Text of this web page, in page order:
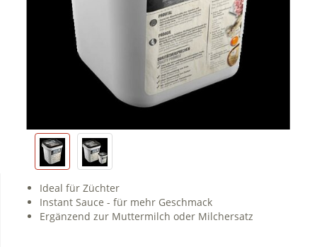
Ideal für Züchter
Instant Sauce - für mehr Geschmack
Ergänzend zur Muttermilch oder Milchersatz